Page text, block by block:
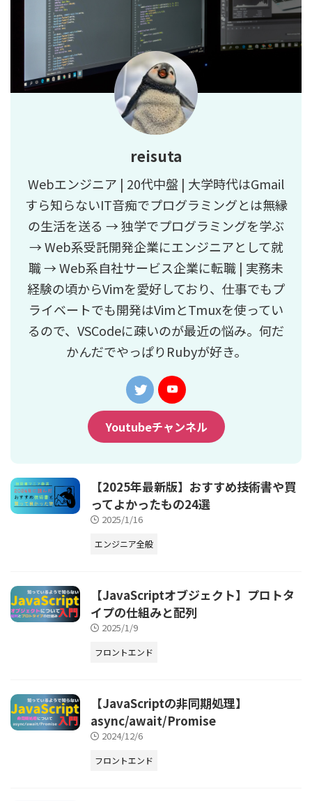
reisuta
Webエンジニア | 20代中盤 | 大学時代はGmail
すら知らないIT音痴でプログラミングとは無縁
の生活を送る → 独学でプログラミングを学ぶ
→ Web系受託開発企業にエンジニアとして就
職 → Web系自社サービス企業に転職 | 実務未
経験の頃からVimを愛好しており、仕事でもプ
ライベートでも開発はVimとTmuxを使ってい
るので、VSCodeに疎いのが最近の悩み。何だ
かんだでやっぱりRubyが好き。
Youtubeチャンネル
【2025年最新版】おすすめ技術書や買
ってよかったもの24選
2025/1/16
エンジニア全般
【JavaScriptオブジェクト】プロトタ
イプの仕組みと配列
2025/1/9
フロントエンド
【JavaScriptの非同期処理】
async/await/Promise
2024/12/6
フロントエンド